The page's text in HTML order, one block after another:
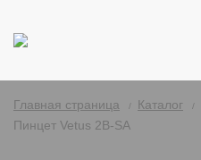
Главная страница Каталог
Пинцет Vetus 2B-SA